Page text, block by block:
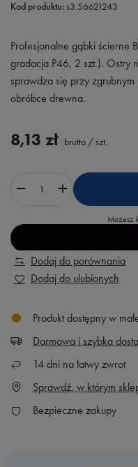
Kod produktu: s3.56621243
Profesjonalne gąbki ścierne
gradacja P46, 2 szt.). Ostry
sprawdza się przy
obróbce drewna.
8,13 zł brutto / szt.
Możesz
Dodaj do porównania
Dodaj do ulubionych
Produkt dostępny w
Darmowa i szybka
14 dni na łatwy zwrot
Sprawdź, w którym
Bezpieczne zakupy